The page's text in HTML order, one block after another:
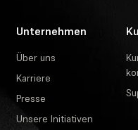
Unternehmen
Über uns
Karriere
Presse
Unsere Initiativen